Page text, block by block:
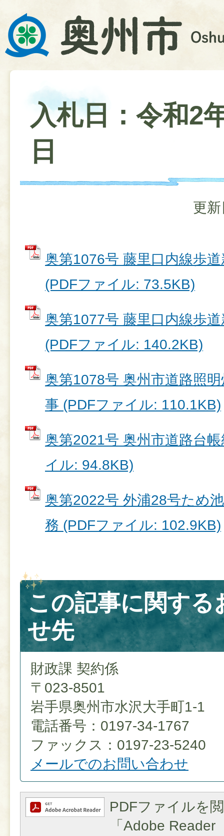
入札日：令和2
日
更
奥第1076号 藤里口内線歩
(PDFファイル: 73.5KB)
奥第1077号 藤里口内線歩
(PDFファイル: 140.2KB)
奥第1078号 奥州市道路照
事 (PDFファイル: 110.1KB)
奥第2021号 奥州市道路台
イル: 94.8KB)
奥第2022号 外浦28号ため
務 (PDFファイル: 102.9KB)
この記事に関する
せ先
財政課 契約係
〒023-8501
岩手県奥州市水沢大手町1-1
電話番号：0197-34-1767
ファックス：0197-23-5240
メールでのお問い合わせ
PDFファイルを
「Adobe Reader